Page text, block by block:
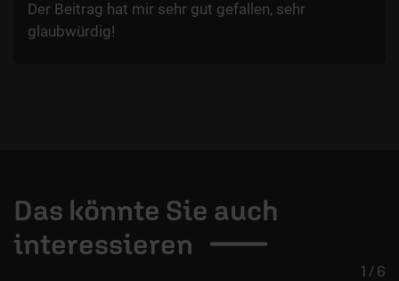
Der Beitrag hat mir sehr gut gefallen, sehr
glaubwürdig!
Das könnte Sie auch
interessieren
1 / 6